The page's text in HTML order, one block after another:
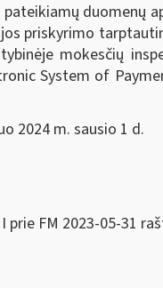
duomenų
priskyrimo
mokesčių
System of
2024 m. sausio 1 d.
prie FM 2023-05-31